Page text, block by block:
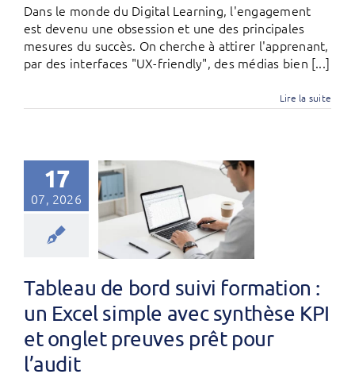
Dans le monde du Digital Learning, l'engagement
est devenu une obsession et une des principales
mesures du succès. On cherche à attirer l'apprenant,
par des interfaces "UX-friendly", des médias bien [...]
Lire la suite
17
07, 2026
Tableau de bord suivi formation :
un Excel simple avec synthèse KPI
et onglet preuves prêt pour
l’audit